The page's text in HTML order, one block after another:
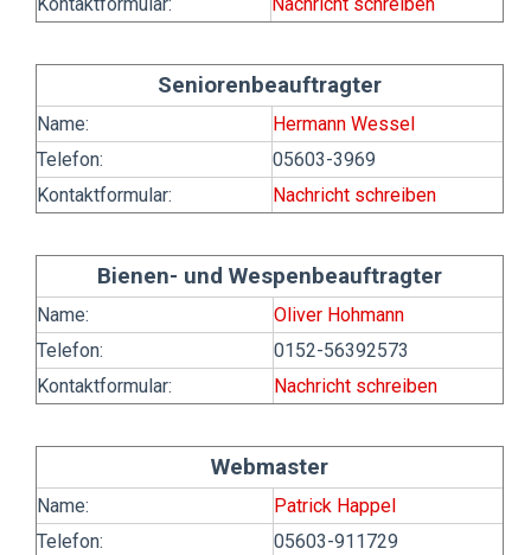
Kontaktformular:
Nachricht schreiben
Seniorenbeauftragter
Name:
Hermann Wessel
Telefon:
05603-3969
Kontaktformular:
Nachricht schreiben
Bienen- und Wespenbeauftragter
Name:
Oliver Hohmann
Telefon:
0152-56392573
Kontaktformular:
Nachricht schreiben
Webmaster
Name:
Patrick Happel
Telefon:
05603-911729